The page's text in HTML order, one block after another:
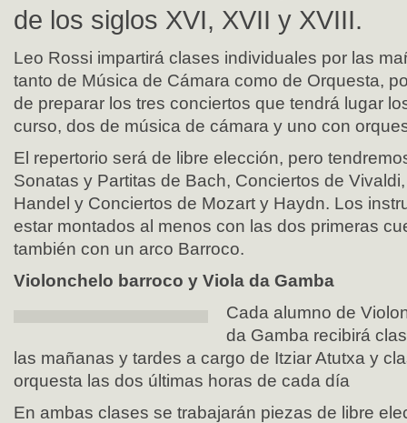
de los siglos XVI, XVII y XVIII.
Leo Rossi impartirá clases individuales por las
tanto de Música de Cámara como de Orquesta,
de preparar los tres conciertos que tendrá lugar
curso, dos de música de cámara y uno con
El repertorio será de libre elección, pero
Sonatas y Partitas de Bach, Conciertos de
Handel y Conciertos de Mozart y Haydn. Los
estar montados al menos con las dos primeras
también con un arco Barroco.
Violonchelo barroco y Viola da Gamba
Cada alumno de
da Gamba recibirá
las mañanas y tardes a cargo de Itziar Atutxa y
orquesta las dos últimas horas de cada día
En ambas clases se trabajarán piezas de libre